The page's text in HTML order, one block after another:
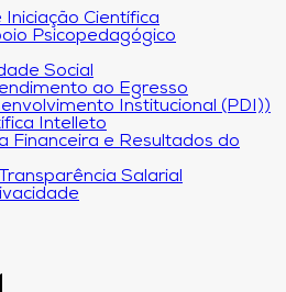
Científica
Psicopedagógico
Social
ao Egresso
Institucional (PDI))
Intelleto
Financeira e Resultados do
Salarial